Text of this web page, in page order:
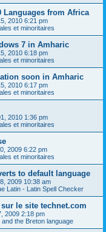
Languages from Africa
2010 6:21 pm
et minoritaires
7 in Amharic
2010 6:18 pm
et minoritaires
soon in Amharic
2010 6:17 pm
et minoritaires
2010 1:36 pm
et minoritaires
2009 6:22 pm
et minoritaires
to default language
2009 10:38 am
Latin - Latin Spell Checker
le site technet.com
2009 2:18 pm
the Breton language